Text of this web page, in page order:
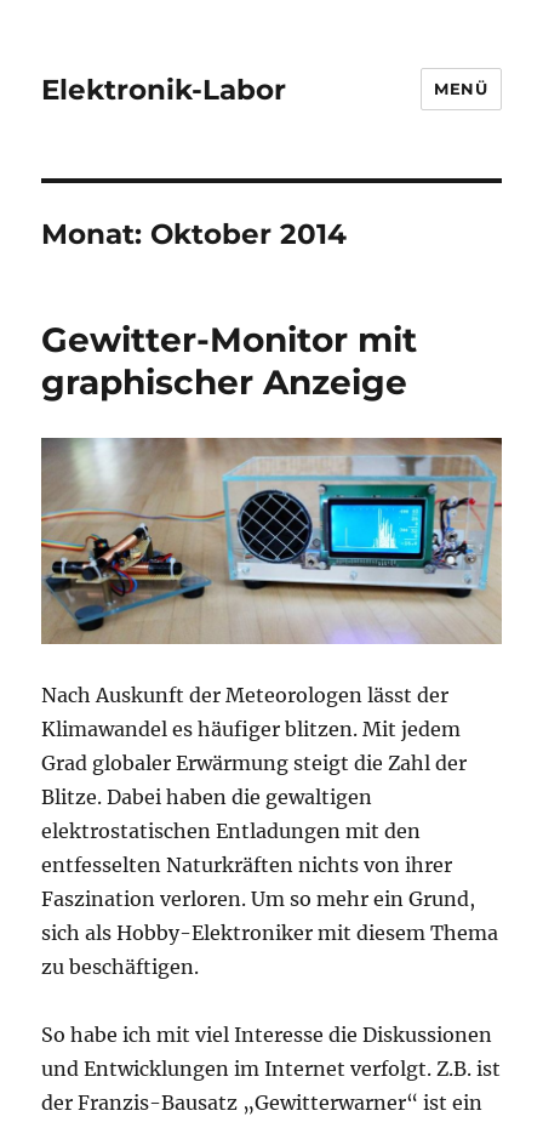
Elektronik-Labor MENÜ
Monat: Oktober 2014
Gewitter-Monitor mit
graphischer Anzeige
Nach Auskunft der Meteorologen lässt der
Klimawandel es häufiger blitzen. Mit jedem
Grad globaler Erwärmung steigt die Zahl der
Blitze. Dabei haben die gewaltigen
elektrostatischen Entladungen mit den
entfesselten Naturkräften nichts von ihrer
Faszination verloren. Um so mehr ein Grund,
sich als Hobby-Elektroniker mit diesem Thema
zu beschäftigen.
So habe ich mit viel Interesse die Diskussionen
und Entwicklungen im Internet verfolgt. Z.B. ist
der Franzis-Bausatz „Gewitterwarner“ ist ein